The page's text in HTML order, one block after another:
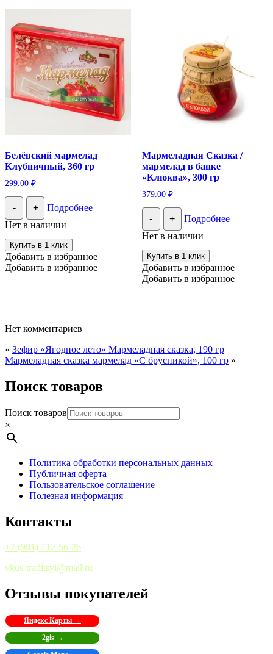
Белёвский мармелад
Клубничный, 360 гр
299.00 ₽
- +
Подробнее
Нет в наличии
Купить в 1 клик
Добавить в избранное
Добавить в избранное
Мармеладная Сказка /
мармелад в банке
«Клюква», 300 гр
379.00 ₽
- +
Подробнее
Нет в наличии
Купить в 1 клик
Добавить в избранное
Добавить в избранное
Нет комментариев
« Зефир «Ягодное лето» Мармеладная сказка, 190 гр
Мармеладная сказка мармелад «С брусникой», 100 гр »
Поиск товаров
Поиск товаров
×
Политика обработки персональных данных
Публичная оферта
Пользовательское соглашение
Полезная информация
Контакты
+7 (981) 712-56-26
vkus-traditsyi@mail.ru
Отзывы покупателей
Яндекс Карты →
2gis →